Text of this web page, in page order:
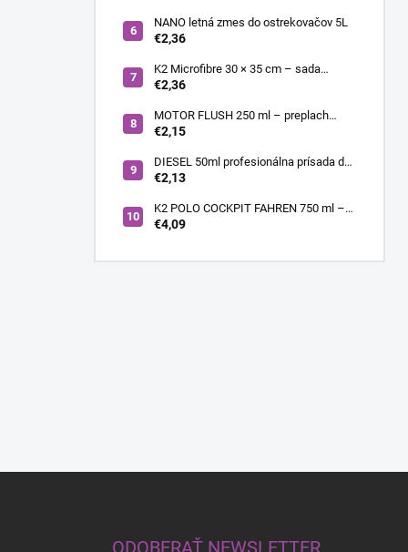
NANO letná zmes do ostrekovačov 5L
€2,36
K2 Microfibre 30 × 35 cm – sada
mikrovláknových utierok 4 ks
€2,36
MOTOR FLUSH 250 ml – preplach
motora
€2,15
DIESEL 50ml profesionálna prísada do
nafty
€2,13
K2 POLO COCKPIT FAHREN 750 ml –
Lesklý sprej na palubnú dosku a plasty
€4,09
ODOBERAŤ NEWSLETTER